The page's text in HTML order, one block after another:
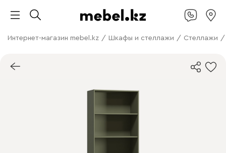
Интернет-магазин mebel.kz / Шкафы и стеллажи / Стеллажи /